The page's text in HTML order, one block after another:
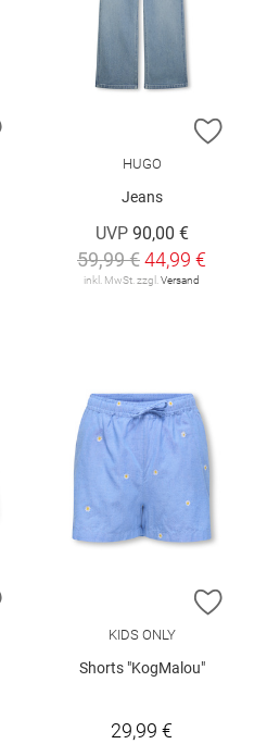
ZUR WUNSCHLISTE HINZUFÜGEN
ZUR
HUGO
Jeans
UVP 90,00 €
59,99 €44,99 €
inkl. MwSt. zzgl.Versand
ZUR WUNSCHLISTE HINZUFÜGEN
ZUR
KIDS ONLY
Shorts "KogMalou"
29,99 €